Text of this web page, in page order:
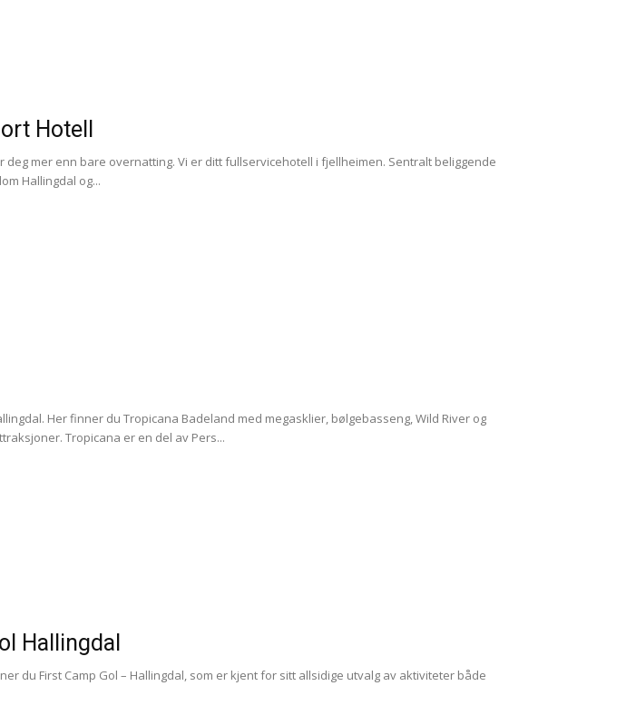
Hotell
deg mer enn bare overnatting. Vi er ditt fullservicehotell i fjellheimen. Sentralt beliggende
Hallingdal og...
Her finner du Tropicana Badeland med megasklier, bølgebasseng, Wild River og
Tropicana er en del av Pers...
Hallingdal
du First Camp Gol – Hallingdal, som er kjent for sitt allsidige utvalg av aktiviteter både